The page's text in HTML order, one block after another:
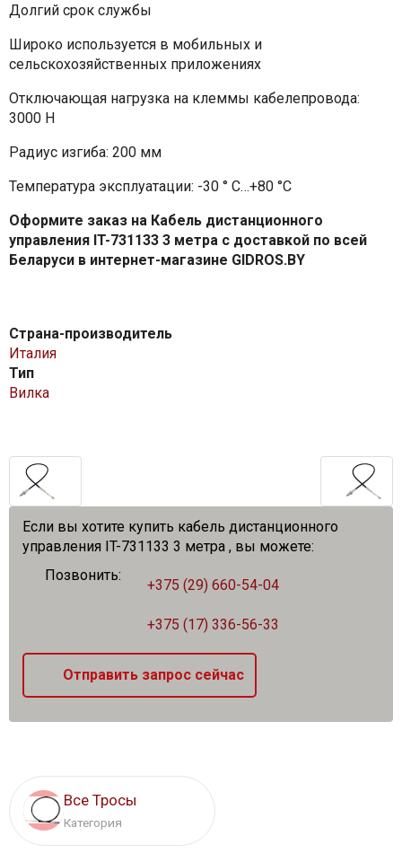
Долгий срок службы
Широко используется в мобильных и
сельскохозяйственных приложениях
Отключающая нагрузка на клеммы кабелепровода:
3000 Н
Радиус изгиба: 200 мм
Температура эксплуатации: -30 ° C…+80 °C
Оформите заказ на Кабель дистанционного
управления IT-731133 3 метра с доставкой по всей
Беларуси в интернет-магазине GIDROS.BY
Страна-производитель
Италия
Тип
Вилка
Если вы хотите купить кабель дистанционного
управления IT-731133 3 метра , вы можете:
Позвонить:
+375 (29) 660-54-04
+375 (17) 336-56-33
Отправить запрос сейчас
Все Тросы
Категория